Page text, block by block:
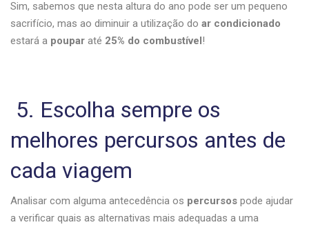
Sim, sabemos que nesta altura do ano pode ser um pequeno
sacrifício, mas ao diminuir a utilização do ar condicionado
estará a poupar até 25% do combustível!
5. Escolha sempre os
melhores percursos antes de
cada viagem
Analisar com alguma antecedência os percursos pode ajudar
a verificar quais as alternativas mais adequadas a uma